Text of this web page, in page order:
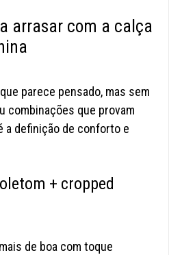
arrasar com a calça
parece pensado, mas sem
combinações que provam
a definição de conforto e
+ cropped
de boa com toque